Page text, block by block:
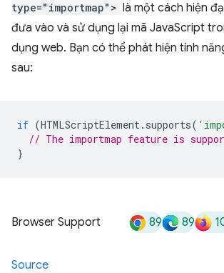
type="importmap"> là một cách hiện
đưa vào và sử dụng lại mã JavaScript
dụng web. Bạn có thể phát hiện tính
sau:
if (HTMLScriptElement. supports(
// The importmap feature is
}
Browser Support 89 89
Source